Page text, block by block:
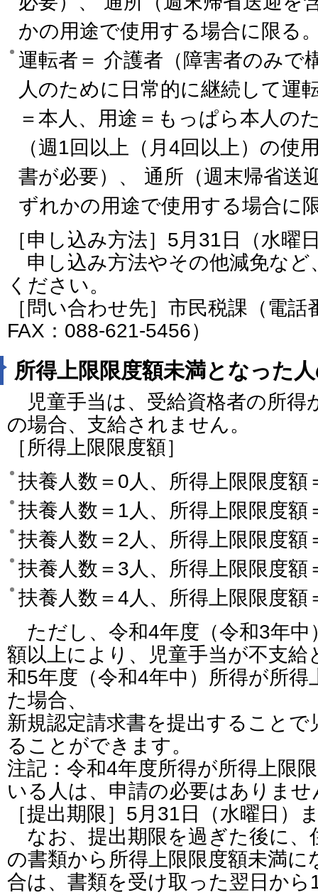
かの用途で使用する場合に限る
運転者＝ 介護者（障害者のみで
人のために日常的に継続して運
＝本人、用途＝もっぱら本人の
（週1回以上（月4回以上）の使
書が必要）、 通所（週末帰省送
ずれかの用途で使用する場合に
［申し込み方法］5月31日（水曜
申し込み方法やその他減免など
ください。
［問い合わせ先］市民税課（電
FAX：088-621-5456）
所得上限限度額未満となった
児童手当は、受給資格者の所得
の場合、支給されません。
［所得上限限度額］
扶養人数＝0人、所得上限限度額
扶養人数＝1人、所得上限限度額
扶養人数＝2人、所得上限限度額
扶養人数＝3人、所得上限限度額
扶養人数＝4人、所得上限限度額
ただし、令和4年度（令和3年中
額以上により、児童手当が不支
和5年度（令和4年中）所得が所
た場合、
新規認定請求書を提出すること
ることができます。
注記：令和4年度所得が所得上限
いる人は、申請の必要はありませ
［提出期限］5月31日（水曜日）
なお、提出期限を過ぎた後に、
の書類から所得上限限度額未満
合は、書類を受け取った翌日か